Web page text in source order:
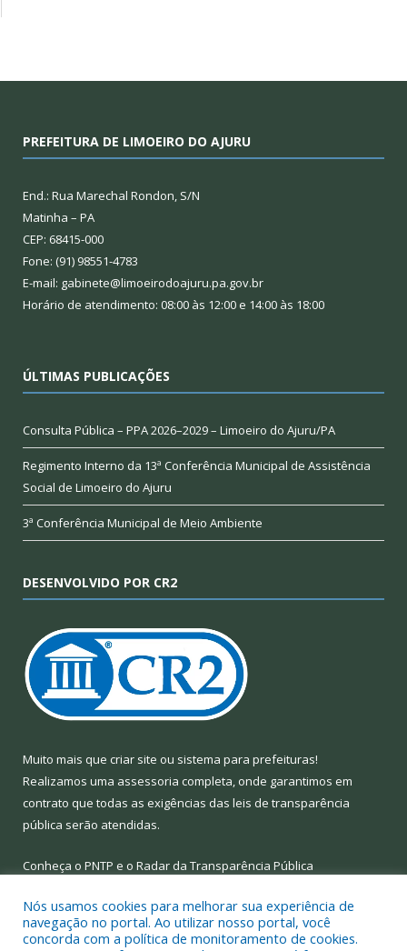
PREFEITURA DE LIMOEIRO DO AJURU
End.: Rua Marechal Rondon, S/N
Matinha – PA
CEP: 68415-000
Fone: (91) 98551-4783
E-mail: gabinete@limoeirodoajuru.pa.gov.br
Horário de atendimento: 08:00 às 12:00 e 14:00 às 18:00
ÚLTIMAS PUBLICAÇÕES
Consulta Pública – PPA 2026–2029 – Limoeiro do Ajuru/PA
Regimento Interno da 13ª Conferência Municipal de Assistência
Social de Limoeiro do Ajuru
3ª Conferência Municipal de Meio Ambiente
DESENVOLVIDO POR CR2
Muito mais que criar site ou sistema para prefeituras!
Realizamos uma assessoria completa, onde garantimos em
contrato que todas as exigências das leis de transparência
pública serão atendidas.
Conheça o PNTP e o Radar da Transparência Pública
Nós usamos cookies para melhorar sua experiência de
navegação no portal. Ao utilizar nosso portal, você
concorda com a política de monitoramento de cookies.